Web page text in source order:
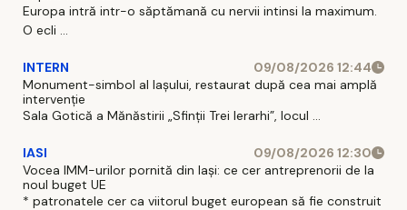
Europa intră intr-o săptămană cu nervii intinsi la maximum.
O ecli ...
INTERN
09/08/2026 12:44
Monument-simbol al Iaşului, restaurat după cea mai amplă
intervenţie
Sala Gotică a Mănăstirii „Sfinţii Trei Ierarhi”, locul ...
IASI
09/08/2026 12:30
Vocea IMM-urilor pornită din Iași: ce cer antreprenorii de la
noul buget UE
* patronatele cer ca viitorul buget european să fie construit